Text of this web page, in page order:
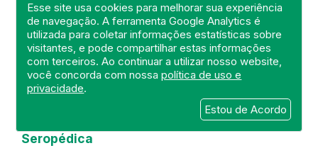
Esse site usa cookies para melhorar sua experiência
de navegação. A ferramenta Google Analytics é
utilizada para coletar informações estatísticas sobre
visitantes, e pode compartilhar estas informações
com terceiros. Ao continuar a utilizar nosso website,
você concorda com nossapolítica de uso e
privacidade.
Estou de Acordo
Visita de fiscalização no Hospital
Seropédica